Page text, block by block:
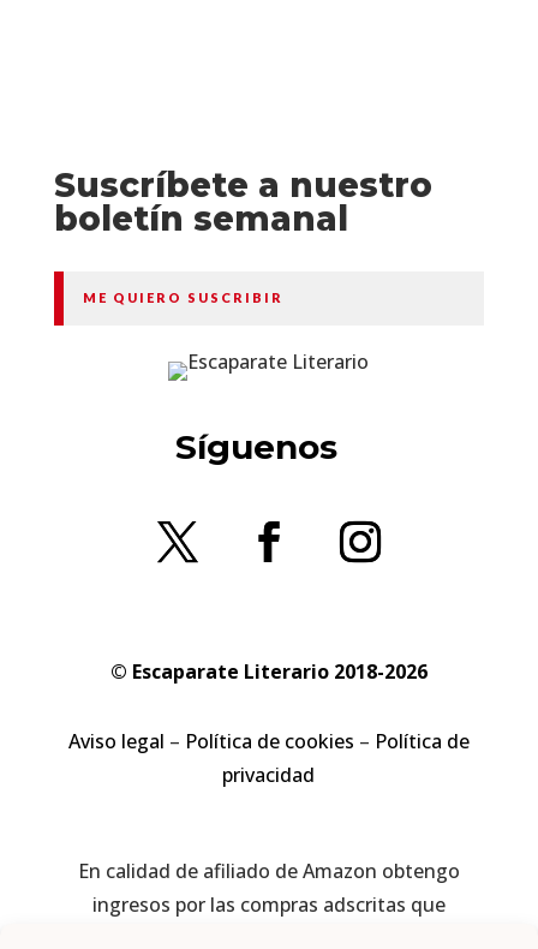
Suscríbete a nuestro
boletín semanal
ME QUIERO SUSCRIBIR
Síguenos
© Escaparate Literario 2018-2026
Aviso legal – Política de cookies – Política de
privacidad
En calidad de afiliado de Amazon obtengo
ingresos por las compras adscritas que